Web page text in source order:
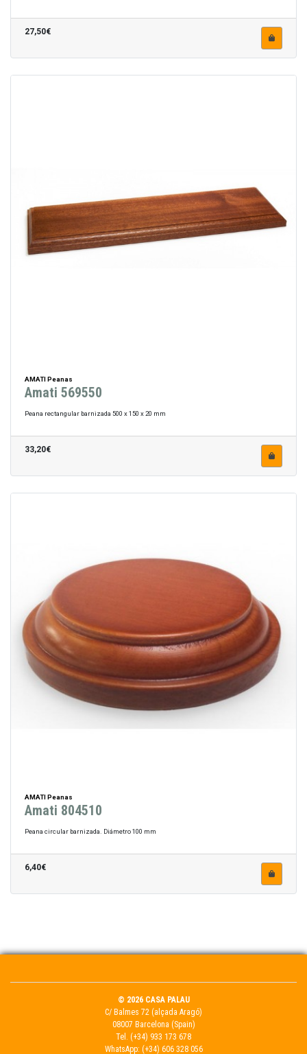
27,50€
AMATI Peanas
Amati 569550
Peana rectangular barnizada 500 x 150 x 20 mm
33,20€
AMATI Peanas
Amati 804510
Peana circular barnizada. Diámetro 100 mm
6,40€
© 2026 CASA PALAU
C/ Balmes 72 (alçada Aragó)
08007 Barcelona (Spain)
Tel. (+34) 933 173 678
WhatsApp: (+34) 606 328 056